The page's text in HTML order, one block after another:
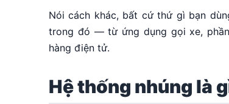
Nói cách khác, bất cứ thứ gì bạn
trong đó — từ ứng dụng gọi xe,
hàng điện tử.
Hệ thống nhúng là